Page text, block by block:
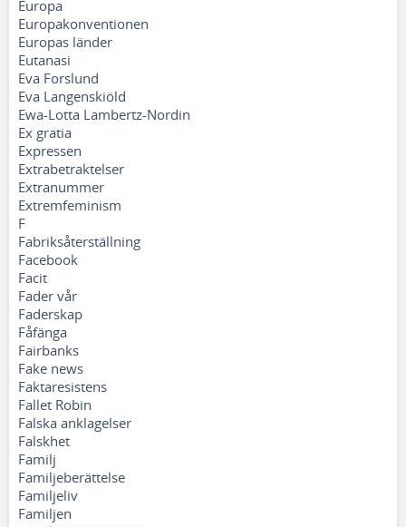
Europa
Europakonventionen
Europas länder
Eutanasi
Eva Forslund
Eva Langenskiöld
Ewa-Lotta Lambertz-Nordin
Ex gratia
Expressen
Extrabetraktelser
Extranummer
Extremfeminism
F
Fabriksåterställning
Facebook
Facit
Fader vår
Faderskap
Fåfänga
Fairbanks
Fake news
Faktaresistens
Fallet Robin
Falska anklagelser
Falskhet
Familj
Familjeberättelse
Familjeliv
Familjen